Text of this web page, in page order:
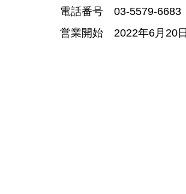
電話番号　03-5579-6683
営業開始　2022年6月20